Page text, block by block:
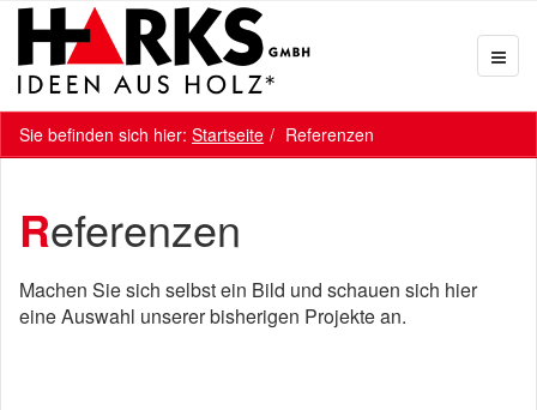
Sie befinden sich hier: Startseite Referenzen
Referenzen
Machen Sie sich selbst ein Bild und schauen sich hier
eine Auswahl unserer bisherigen Projekte an.